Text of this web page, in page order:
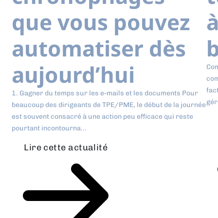
que vous pouvez
automatiser dès
aujourd’hui
1. Gagner du temps sur les e-mails et les documents Pour
beaucoup des dirigeants de TPE/PME, le début de la journée
est souvent consacré à une action peu efficace qui reste
pourtant incontourna...
Lire cette actualité